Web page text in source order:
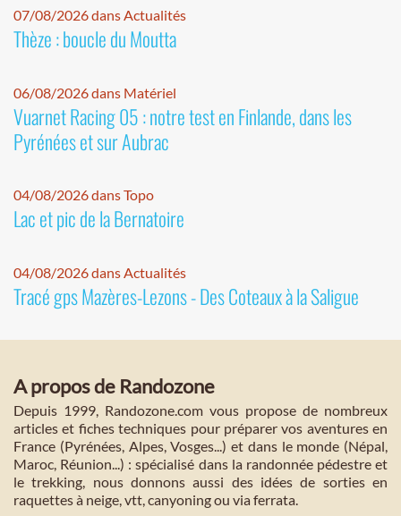
07/08/2026 dans Actualités
Thèze : boucle du Moutta
06/08/2026 dans Matériel
Vuarnet Racing 05 : notre test en Finlande, dans les
Pyrénées et sur Aubrac
04/08/2026 dans Topo
Lac et pic de la Bernatoire
04/08/2026 dans Actualités
Tracé gps Mazères-Lezons - Des Coteaux à la Saligue
A propos de Randozone
Depuis 1999, Randozone.com vous propose de nombreux
articles et fiches techniques pour préparer vos aventures en
France (Pyrénées, Alpes, Vosges...) et dans le monde (Népal,
Maroc, Réunion...) : spécialisé dans la randonnée pédestre et
le trekking, nous donnons aussi des idées de sorties en
raquettes à neige, vtt, canyoning ou via ferrata.